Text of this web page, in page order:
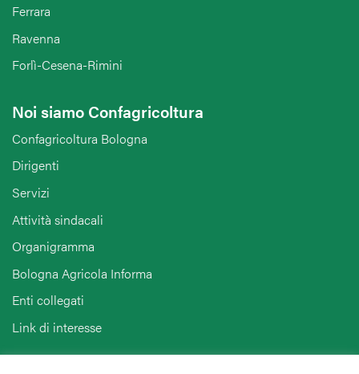
Ferrara
Ravenna
Forlì-Cesena-Rimini
Noi siamo Confagricoltura
Confagricoltura Bologna
Dirigenti
Servizi
Attività sindacali
Organigramma
Bologna Agricola Informa
Enti collegati
Link di interesse